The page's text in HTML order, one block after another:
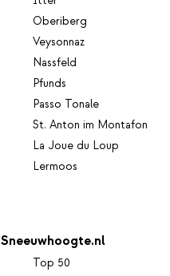
Oberiberg
Veysonnaz
Nassfeld
Pfunds
Passo Tonale
St. Anton im Montafon
La Joue du Loup
Lermoos
Sneeuwhoogte.nl
Top 50